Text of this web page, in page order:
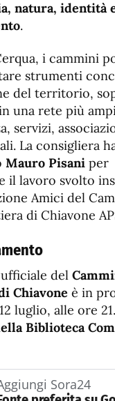
natura, identità
.
i cammini
strumenti
del territorio,
una rete più
servizi,
La consigliera
Mauro Pisani per
il lavoro svolto
Amici del
di Chiavone
ufficiale del
Chiavone è in
luglio, alle ore
Biblioteca
Sora24